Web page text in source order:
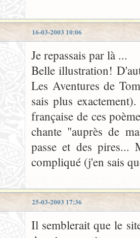
16-03-2003 10:06
Je repassais par là ...
Belle illustration!
Les Aventures de
sais plus
française de ces
chante "auprès de
passe et des pires...
compliqué (j'en sais
25-03-2003 17:36
Il semblerait que le